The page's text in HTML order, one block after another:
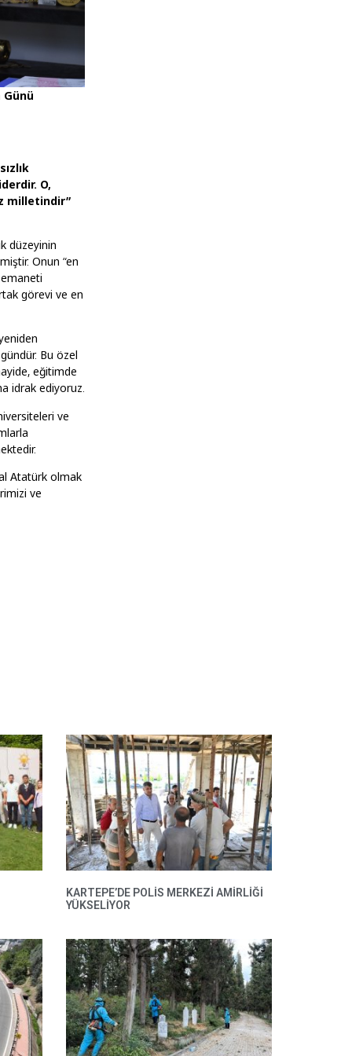
Günü
O,
milletindir”
düzeyinin
Onun “en
görevi ve en
Bu özel
eğitimde
idrak ediyoruz.
ve
Atatürk olmak
ve
KARTEPE’DE POLIS MERKEZI AMIRLIĞI
YÜKSELIYOR